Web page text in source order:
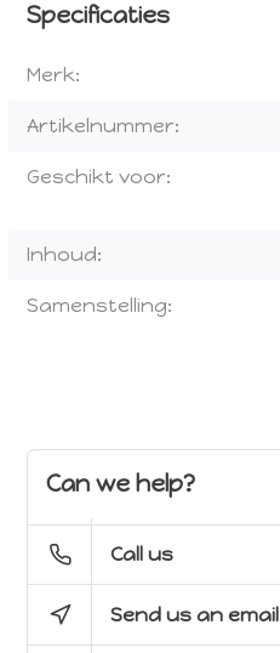
Specificaties
Merk:
Artikelnummer:
Geschikt voor:
Inhoud:
Samenstelling:
Can we help?
Call us
Send us an email